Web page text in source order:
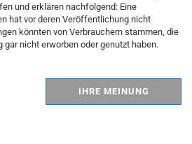
und erklären nachfolgend: Eine
hat vor deren Veröffentlichung nicht
könnten von Verbrauchern stammen, die
gar nicht erworben oder genutzt haben.
IHRE MEINUNG